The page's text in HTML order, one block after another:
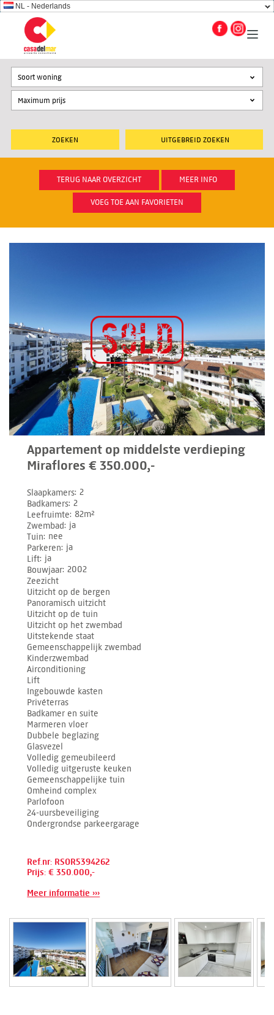
NL - Nederlands
UITGEBREID ZOEKEN
Soort woning
TERUG NAAR OVERZICHT MEER INFO
VOEG TOE AAN FAVORIETEN
Appartement op middelste verdieping
Miraflores € 350.000,-
Slaapkamers 2
Badkamers 2
Leefruimte 82m²
Zwembad ja
Tuin nee
Parkeren ja
Lift ja
Bouwjaar 2002
Zeezicht
Uitzicht op de bergen
Panoramisch uitzicht
Uitzicht op de tuin
Uitzicht op het zwembad
Uitstekende staat
Gemeenschappelijk zwembad
Kinderzwembad
Airconditioning
Lift
Ingebouwde kasten
Privéterras
Badkamer en suite
Marmeren vloer
Dubbele beglazing
Glasvezel
Volledig gemeubileerd
Volledig uitgeruste keuken
Gemeenschappelijke tuin
Omheind complex
Parlofoon
24-uursbeveiliging
Ondergrondse parkeergarage
Ref.nr: RSOR5394262
Prijs: € 350.000,-
Meer informatie ›››